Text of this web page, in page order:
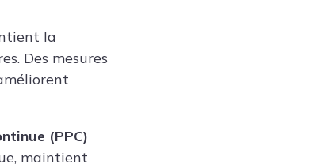
la
Des mesures
(PPC)
maintient